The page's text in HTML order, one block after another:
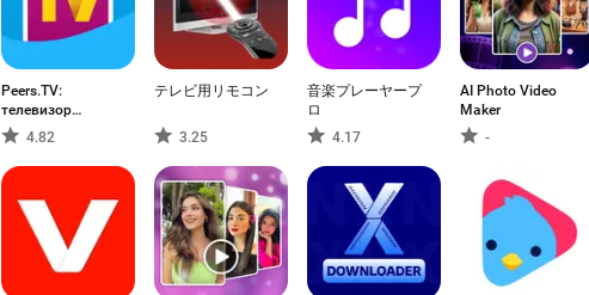
Peers.TV:
телевизор
ОНЛАЙН ТВ
4.82
テレビ用リモコン
3.25
音楽プレーヤープ
ロ
4.17
AI Photo Video
Maker
-